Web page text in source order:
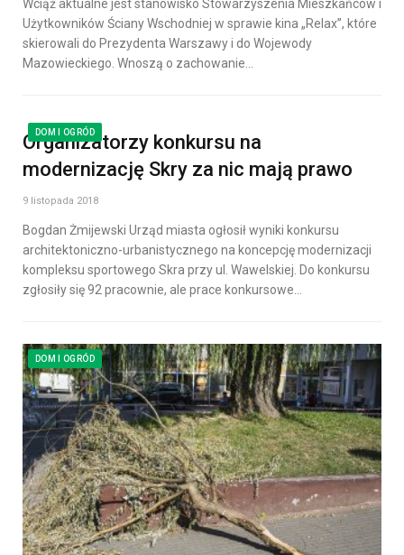
Wciąż aktualne jest stanowisko Stowarzyszenia Mieszkańców i
Użytkowników Ściany Wschodniej w sprawie kina „Relax”, które
skierowali do Prezydenta Warszawy i do Wojewody
Mazowieckiego. Wnoszą o zachowanie…
DOM I OGRÓD
Organizatorzy konkursu na
modernizację Skry za nic mają prawo
9 listopada 2018
Bogdan Żmijewski Urząd miasta ogłosił wyniki konkursu
architektoniczno-urbanistycznego na koncepcję modernizacji
kompleksu sportowego Skra przy ul. Wawelskiej. Do konkursu
zgłosiły się 92 pracownie, ale prace konkursowe…
DOM I OGRÓD